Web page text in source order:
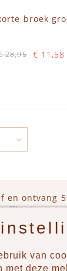
broek
€ 11,58
28,95
en ontvang
van
met deze